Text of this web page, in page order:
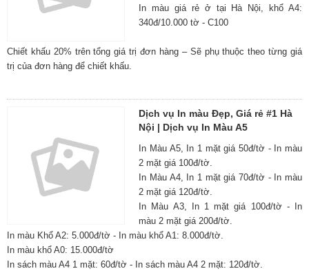
In màu giá rẻ ở tại Hà Nội, khổ A4:
340đ/10.000 tờ - C100
Chiết khấu 20% trên tổng giá trị đơn hàng – Sẽ phụ thuộc theo từng giá
trị của đơn hàng để chiết khấu.
Dịch vụ In màu Đẹp, Giá rẻ #1 Hà
Nội | Dịch vụ In Màu A5
In Màu A5, In 1 mặt giá 50đ/tờ - In màu
2 mặt giá 100đ/tờ.
In Màu A4, In 1 mặt giá 70đ/tờ - In màu
2 mặt giá 120đ/tờ.
In Màu A3, In 1 mặt giá 100đ/tờ - In
màu 2 mặt giá 200đ/tờ.
In màu Khổ A2: 5.000đ/tờ - In màu khổ A1: 8.000đ/tờ.
In màu khổ A0: 15.000đ/tờ
In sách màu A4 1 mặt: 60đ/tờ - In sách màu A4 2 mặt: 120đ/tờ.